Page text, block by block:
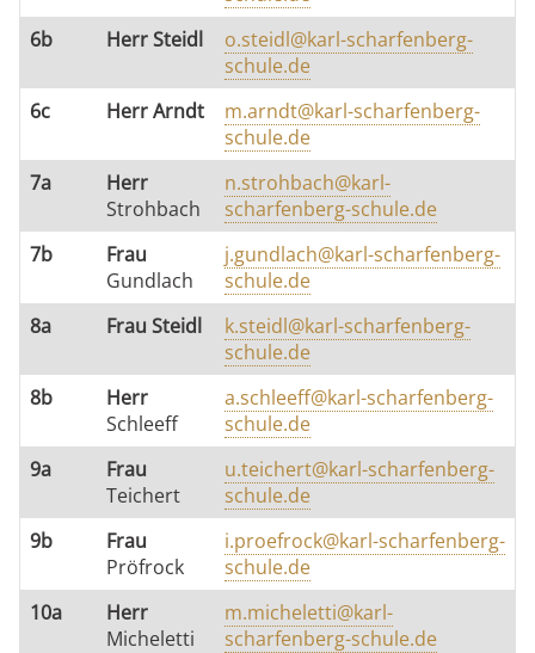
6b
Herr Steidl
o.steidl@karl-scharfenberg-
schule.de
6c
Herr Arndt
m.arndt@karl-scharfenberg-
schule.de
7a
Herr
Strohbach
n.strohbach@karl-
scharfenberg-schule.de
7b
Frau
Gundlach
j.gundlach@karl-scharfenberg-
schule.de
8a
Frau Steidl
k.steidl@karl-scharfenberg-
schule.de
8b
Herr
Schleeff
a.schleeff@karl-scharfenberg-
schule.de
9a
Frau
Teichert
u.teichert@karl-scharfenberg-
schule.de
9b
Frau
Pröfrock
i.proefrock@karl-scharfenberg-
schule.de
10a
Herr
Micheletti
m.micheletti@karl-
scharfenberg-schule.de